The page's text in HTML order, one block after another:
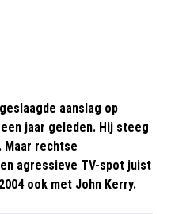
aanslag op
jaar geleden. Hij steeg
Maar rechtse
agressieve TV-spot juist
ook met John Kerry.